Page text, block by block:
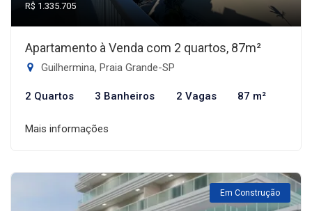
R$ 1.335.705
Apartamento à Venda com 2 quartos, 87m²
Guilhermina, Praia Grande-SP
2 Quartos 3 Banheiros 2 Vagas 87 m²
Mais informações
Em Construção